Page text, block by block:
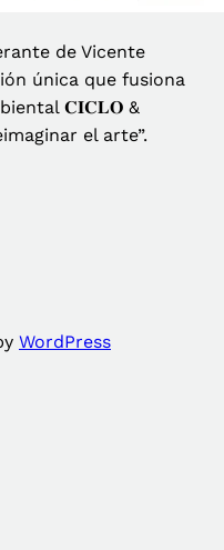
de Vicente
única que fusiona
𝐂𝐈𝐂𝐋𝐎 &
el arte”.
WordPress